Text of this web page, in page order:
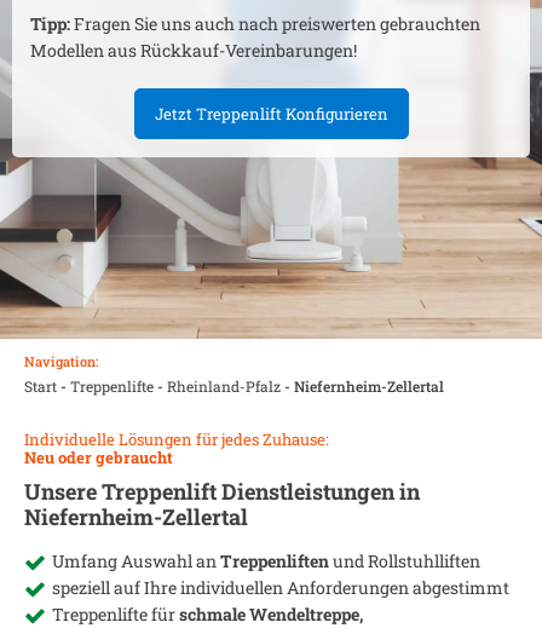
Tipp:Fragen Sie uns auch nach preiswerten gebrauchten
Modellen aus Rückkauf-Vereinbarungen!
Jetzt Treppenlift Konfigurieren
Navigation:
Start- Treppenlifte- Rheinland-Pfalz- Niefernheim-Zellertal
Individuelle Lösungen für jedes Zuhause:
Neu oder gebraucht
Unsere Treppenlift Dienstleistungen in
Niefernheim-Zellertal
Umfang Auswahl anTreppenliftenund Rollstuhlliften
speziell auf Ihre individuellen Anforderungen abgestimmt
Treppenlifte fürschmale Wendeltreppe,